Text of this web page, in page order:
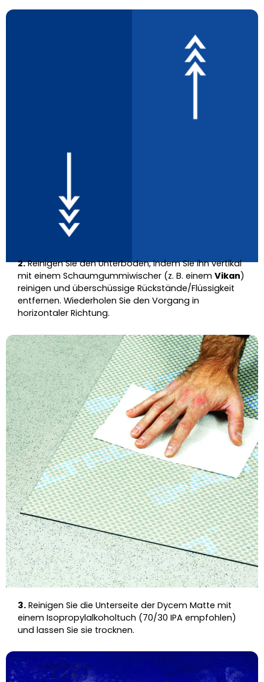
2.Reinigen Sie den Unterboden, indem Sie ihn vertikal
mit einem Schaumgummiwischer (z. B. einem Vikan)
reinigen und überschüssige Rückstände/Flüssigkeit
entfernen. Wiederholen Sie den Vorgang in
horizontaler Richtung.
3. Reinigen Sie die Unterseite der Dycem Matte mit
einem Isopropylalkoholtuch (70/30 IPA empfohlen)
und lassen Sie sie trocknen.